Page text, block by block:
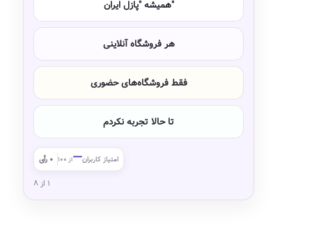
همیشه "پازل ایران"
هر فروشگاه آنلاینی
فقط فروشگاه‌های حضوری
تا حالا تجربه نکردم
امتیاز کاربران—از ۱۰۰ ۰ رأی
۱ از ۸